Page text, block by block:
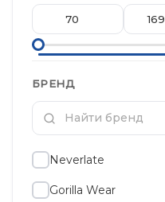
БРЕНД
Neverlate
Gorilla Wear